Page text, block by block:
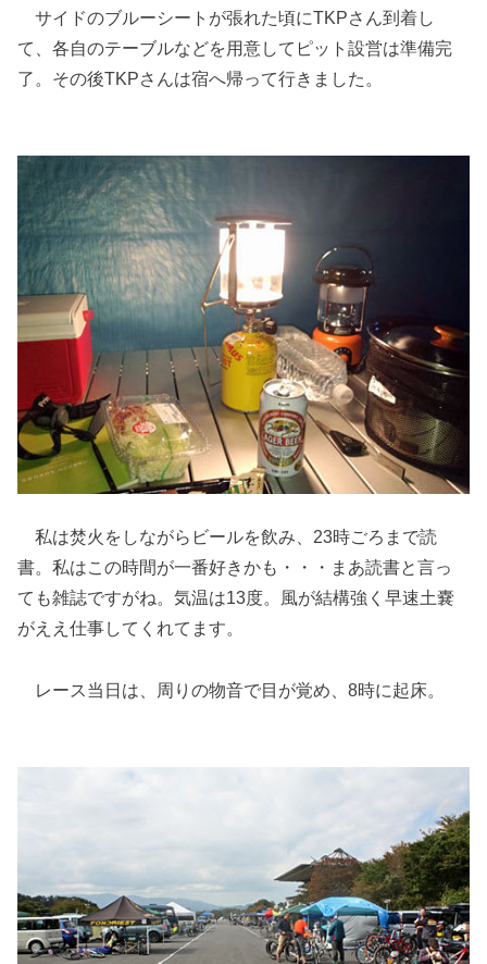
サイドのブルーシートが張れた頃にTKPさん到着し
て、各自のテーブルなどを用意してピット設営は準備完
了。その後TKPさんは宿へ帰って行きました。
私は焚火をしながらビールを飲み、23時ごろまで読
書。私はこの時間が一番好きかも・・・まあ読書と言っ
ても雑誌ですがね。気温は13度。風が結構強く早速土嚢
がええ仕事してくれてます。
レース当日は、周りの物音で目が覚め、8時に起床。